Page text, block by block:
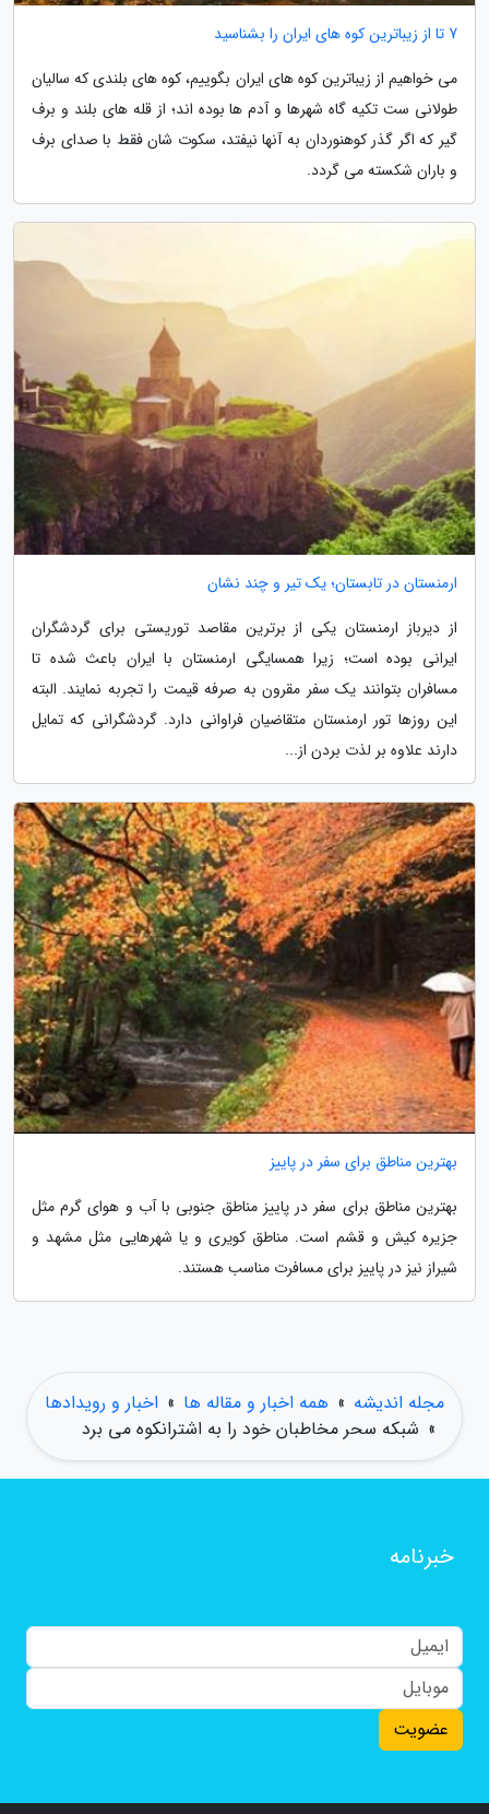
7 تا از زیباترین کوه های ایران را بشناسید
می خواهیم از زیباترین کوه های ایران بگوییم، کوه های بلندی که سالیان
طولانی ست تکیه گاه شهرها و آدم ها بوده اند؛ از قله های بلند و برف
گیر که اگر گذر کوهنوردان به آنها نیفتد، سکوت شان فقط با صدای برف
و باران شکسته می گردد.
ارمنستان در تابستان؛ یک تیر و چند نشان
از دیرباز ارمنستان یکی از برترین مقاصد توریستی برای گردشگران
ایرانی بوده است؛ زیرا همسایگی ارمنستان با ایران باعث شده تا
مسافران بتوانند یک سفر مقرون به صرفه قیمت را تجربه نمایند. البته
این روزها تور ارمنستان متقاضیان فراوانی دارد. گردشگرانی که تمایل
دارند علاوه بر لذت بردن از...
بهترین مناطق برای سفر در پاییز
بهترین مناطق برای سفر در پاییز مناطق جنوبی با آب و هوای گرم مثل
جزیره کیش و قشم است. مناطق کویری و یا شهرهایی مثل مشهد و
شیراز نیز در پاییز برای مسافرت مناسب هستند.
مجله اندیشه » همه اخبار و مقاله ها » اخبار و رویدادها
» شبکه سحر مخاطبان خود را به اشترانکوه می برد
خبرنامه
عضویت